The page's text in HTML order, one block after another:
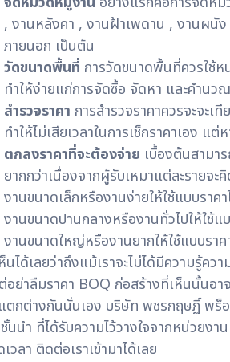
, งานหลังคา , งานฝ้าเพดาน , งานผนั
ภายนอก เป็นต้น
วัดขนาดพื้นที่ การวัดขนาดพื้นที่ควรใช้ห
ทำให้ง่ายแก่การจัดซื้อ จัดหา และคำนว
สำรวจราคา การสำรวจราคาควรจะจะ
ทำให้ไม่เสียเวลาในการเช็กราคาเอง
ตกลงราคาที่จะต้องจ่าย เบื้องต้นสามา
ยากกว่าเนื่องจากผู้รับเหมาแต่ละรายจ
งานขนาดเล็กหรืองานง่ายให้ใช้แบบราค
งานขนาดปานกลางหรืองานทั่วไปให้ใช้
งานขนาดใหญ่หรืองานยากให้ใช้แบบรา
นได้เลยว่าถึงแม้เราจะไม่ได้มีความรู้
อย่าลืมราคา BOQ ก่อสร้างที่เห็นนั้นอา
ตกต่างกันนั่นเอง บริษัท พชรกฤษฏิ์ พร็
นนำ ที่ได้รับความไว้วางใจจากหน่วยง
วลา ติดต่อเราเข้ามาได้เลย